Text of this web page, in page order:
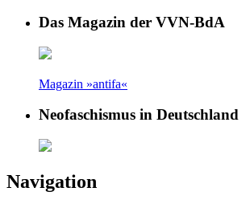
Das Magazin der VVN-BdA
Magazin »antifa«
Neofaschismus in Deutschland
Navigation